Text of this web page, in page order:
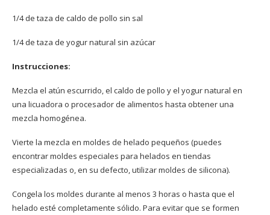
1/4 de taza de caldo de pollo sin sal
1/4 de taza de yogur natural sin azúcar
Instrucciones:
Mezcla el atún escurrido, el caldo de pollo y el yogur natural en
una licuadora o procesador de alimentos hasta obtener una
mezcla homogénea.
Vierte la mezcla en moldes de helado pequeños (puedes
encontrar moldes especiales para helados en tiendas
especializadas o, en su defecto, utilizar moldes de silicona).
Congela los moldes durante al menos 3 horas o hasta que el
helado esté completamente sólido. Para evitar que se formen